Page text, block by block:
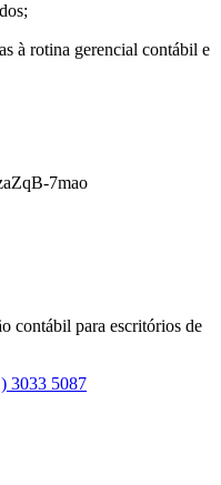
à rotina gerencial contábil e
7mao
contábil para escritórios de
3033 5087